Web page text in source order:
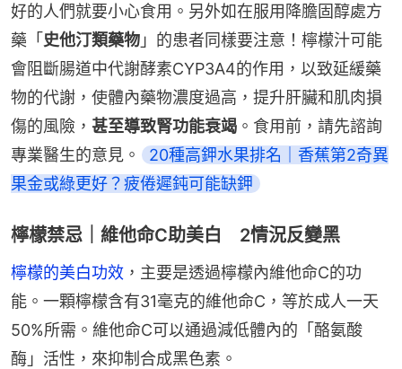
好的人們就要小心食用。另外如在服用降膽固醇處方
藥「史他汀類藥物 」的患者同樣要注意！檸檬汁可能
會阻斷腸道中代謝酵素CYP3A4的作用，以致延緩藥
物的代謝，使體內藥物濃度過高，提升肝臟和肌肉損
傷的風險， 甚至導致腎功能衰竭 。食用前，請先諮詢
專業醫生的意見。
20種高鉀水果排名｜香蕉第2奇異
果金或綠更好？疲倦遲鈍可能缺鉀
檸檬禁忌｜維他命C助美白 2情況反變黑
檸檬的美白功效 ，主要是透過檸檬內維他命C的功
能。一顆檸檬含有31毫克的維他命C，等於成人一天
50%所需。維他命C可以通過減低體內的「酪氨酸
酶」活性，來抑制合成黑色素。